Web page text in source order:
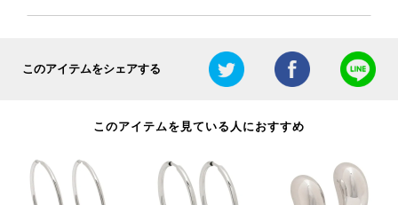
このアイテムをシェアする
このアイテムを見ている人におすすめ